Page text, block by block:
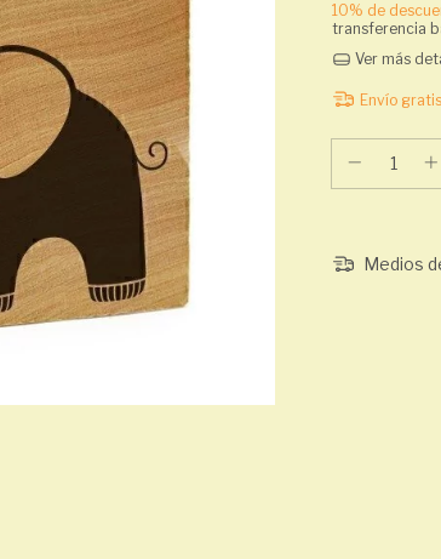
10% de
transferencia
Ver más
Envío gratis
Medios